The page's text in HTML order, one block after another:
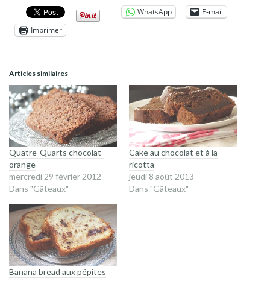
WhatsApp
E-mail
Imprimer
Articles similaires
Quatre-Quarts chocolat-
orange
mercredi 29 février 2012
Dans "Gâteaux"
Cake au chocolat et à la
ricotta
jeudi 8 août 2013
Dans "Gâteaux"
Banana bread aux pépites